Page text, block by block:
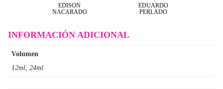
EDISON
NACARADO
EDUARDO
PERLADO
INFORMACIÓN ADICIONAL
Volumen
12ml, 24ml